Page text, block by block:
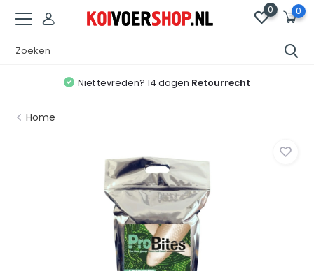
0 0
Niet tevreden? 14 dagen Retourrecht
Home